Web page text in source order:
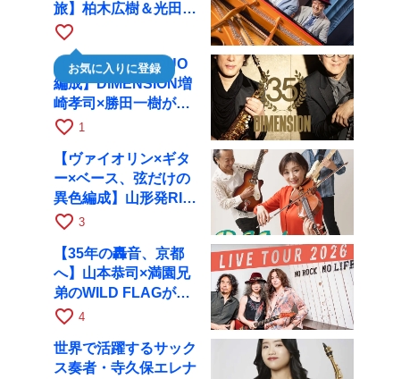
旅】柏木広樹＆光田健
一が11月12日に京都
RAGへ
favorite_border
お気に入りに登録
【35周年で初のDUO
編成】DIMENSION増
崎孝司×勝田一樹が10
月11日に京都RAGへ
favorite_border 1
【ヴァイオリン×ギタ
ー×ベース、弦だけの
異色編成】山形発RIM
が初全国ツアーで8月
favorite_border 3
【35年の轟音、京都
へ】山本恭司×満園兄
弟のWILD FLAGが8
月6日にRAGでライブ
favorite_border 4
世界で活躍するサック
ス奏者・寺久保エレナ